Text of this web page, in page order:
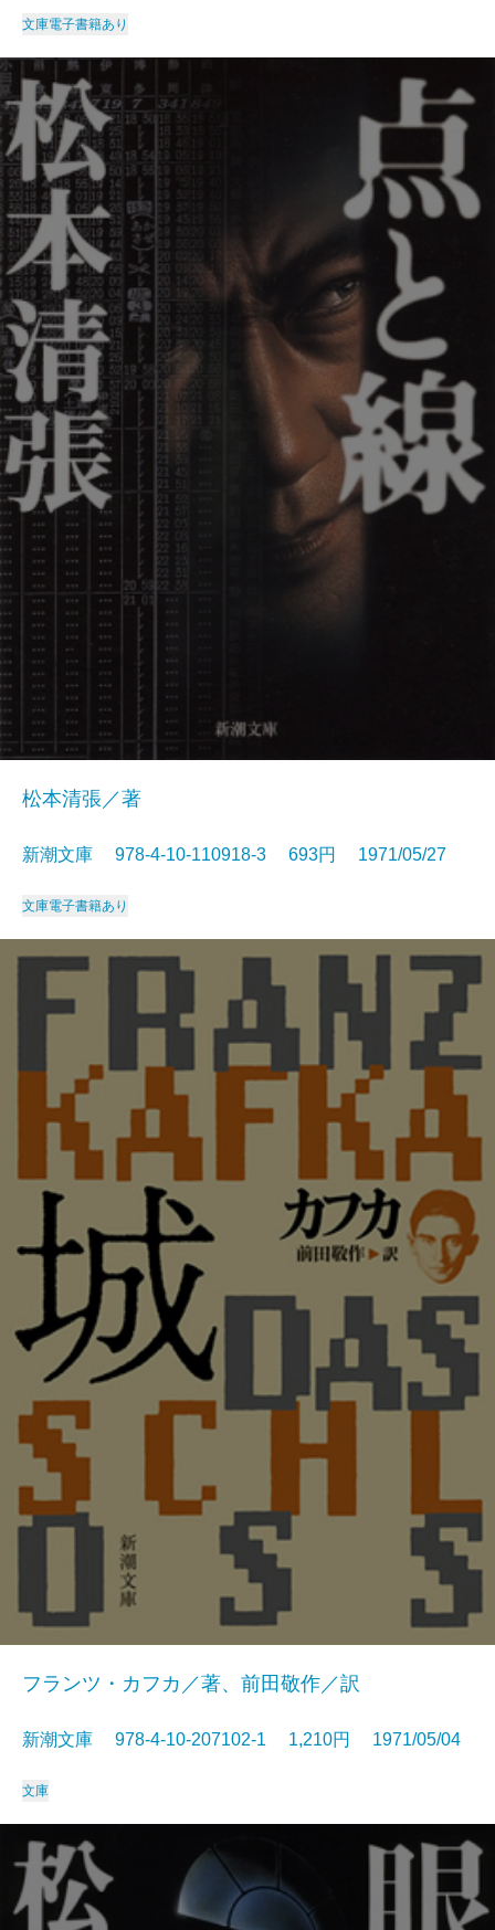
文庫電子書籍あり
松本清張／著
新潮文庫 978-4-10-110918-3 693円 1971/05/27
文庫電子書籍あり
フランツ・カフカ／著、前田敬作／訳
新潮文庫 978-4-10-207102-1 1,210円 1971/05/04
文庫